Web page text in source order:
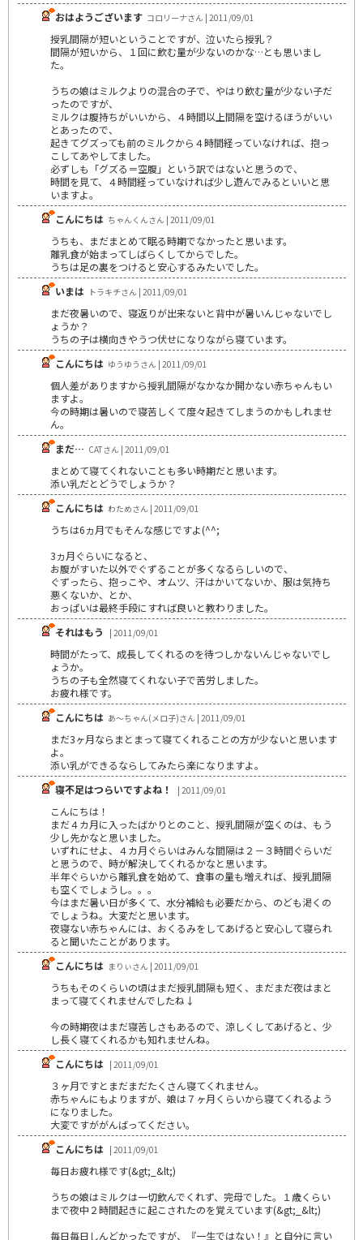
おはようございます コロリーナさん | 2011/09/01
授乳間隔が短いということですが、泣いたら授乳？
間隔が短いから、１回に飲む量が少ないのかな…とも思いまし
た。
うちの娘はミルクよりの混合の子で、やはり飲む量が少ない子だ
ったのですが、
ミルクは腹持ちがいいから、４時間以上間隔を空けるほうがいい
とあったので、
起きてグズっても前のミルクから４時間経っていなければ、抱っ
こしてあやしてました。
必ずしも「グズる＝空腹」という訳ではないと思うので、
時間を見て、４時間経っていなければ少し遊んでみるといいと思
いますよ。
こんにちは ちゃんくんさん | 2011/09/01
うちも、まだまとめて眠る時期でなかったと思います。
離乳食が始まってしばらくしてからでした。
うちは足の裏をつけると安心するみたいでした。
いまは トラキチさん | 2011/09/01
まだ夜暑いので、寝返りが出来ないと背中が暑いんじゃないでし
ょうか？
うちの子は横向きやうつ伏せになりながら寝ています。
こんにちは ゆうゆうさん | 2011/09/01
個人差がありますから授乳間隔がなかなか開かない赤ちゃんもい
ますよ。
今の時期は暑いので寝苦しくて度々起きてしまうのかもしれませ
ん。
まだ… CATさん | 2011/09/01
まとめて寝てくれないことも多い時期だと思います。
添い乳だとどうでしょうか？
こんにちは わためさん | 2011/09/01
うちは6ヵ月でもそんな感じですよ(^^;
3ヵ月ぐらいになると、
お腹がすいた以外でぐずることが多くなるらしいので、
ぐずったら、抱っこや、オムツ、汗はかいてないか、服は気持ち
悪くないか、とか、
おっぱいは最終手段にすれば良いと教わりました。
それはもう
| 2011/09/01
時間がたって、成長してくれるのを待つしかないんじゃないでし
ょうか。
うちの子も全然寝てくれない子で苦労しました。
お疲れ様です。
こんにちは あ～ちゃん(メロ子)さん | 2011/09/01
まだ3ヶ月ならまとまって寝てくれることの方が少ないと思います
よ。
添い乳ができるならしてみたら楽になりますよ。
寝不足はつらいですよね！
| 2011/09/01
こんにちは！
まだ４カ月に入ったばかりとのこと、授乳間隔が空くのは、もう
少し先かなと思いました。
いずれにせよ、４カ月ぐらいはみんな間隔は２－３時間ぐらいだ
と思うので、時が解決してくれるかなと思います。
半年ぐらいから離乳食を始めて、食事の量も増えれば、授乳間隔
も空くでしょうし。。。
今はまだ暑い日が多くて、水分補給も必要だから、のども渇くの
でしょうね。大変だと思います。
夜寝ない赤ちゃんには、おくるみをしてあげると安心して寝られ
ると聞いたことがあります。
こんにちは まりぃさん | 2011/09/01
うちもそのくらいの頃はまだ授乳間隔も短く、まだまだ夜はまと
まって寝てくれませんでしたね↓
今の時期夜はまだ寝苦しさもあるので、涼しくしてあげると、少
し長く寝てくれるかも知れませんね。
こんにちは | 2011/09/01
３ヶ月ですとまだまだたくさん寝てくれません。
赤ちゃんにもよりますが、娘は７ヶ月くらいから寝てくれるよう
になりました。
大変ですががんばってください。
こんにちは | 2011/09/01
毎日お疲れ様です(&gt;_&lt;)
うちの娘はミルクは一切飲んでくれず、完母でした。１歳くらい
まで夜中２時間起きに起こされたのを覚えています(&gt;_&lt;)
毎日毎日しんどかったですが、『一生ではない！』と自分に言い